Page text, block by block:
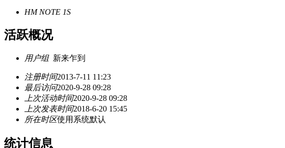
HM NOTE 1S
活跃概况
用户组 新来乍到
注册时间2013-7-11 11:23
最后访问2020-9-28 09:28
上次活动时间2020-9-28 09:28
上次发表时间2018-6-20 15:45
所在时区使用系统默认
统计信息